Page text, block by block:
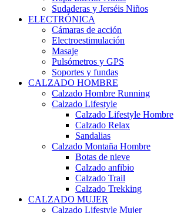
Sudaderas y Jerséis Niños
ELECTRÓNICA
Cámaras de acción
Electroestimulación
Masaje
Pulsómetros y GPS
Soportes y fundas
CALZADO HOMBRE
Calzado Hombre Running
Calzado Lifestyle
Calzado Lifestyle Hombre
Calzado Relax
Sandalias
Calzado Montaña Hombre
Botas de nieve
Calzado anfibio
Calzado Trail
Calzado Trekking
CALZADO MUJER
Calzado Lifestyle Mujer